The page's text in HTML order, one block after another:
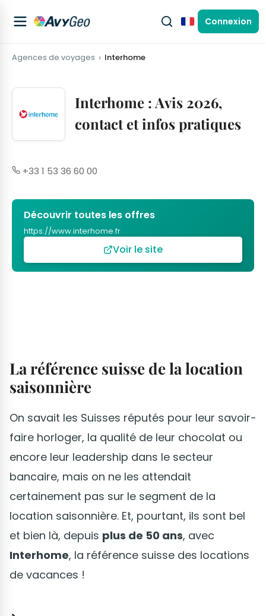
FrançaisConnexion
Agences de voyages Interhome
Interhome : Avis 2026,
contact et infos pratiques
+33 1 53 36 60 00
Découvrir toutes les offres
https://www.interhome.fr
Voir le site
La référence suisse de la location
saisonnière
On savait les Suisses réputés pour leur savoir-
faire horloger, la qualité de leur chocolat ou
encore leur leadership dans le secteur
bancaire, mais on ne les attendait
certainement pas sur le segment de la
location saisonnière. Et, pourtant, ils sont bel
et bien là, depuis plus de 50 ans, avec
Interhome, la référence suisse des locations
de vacances !